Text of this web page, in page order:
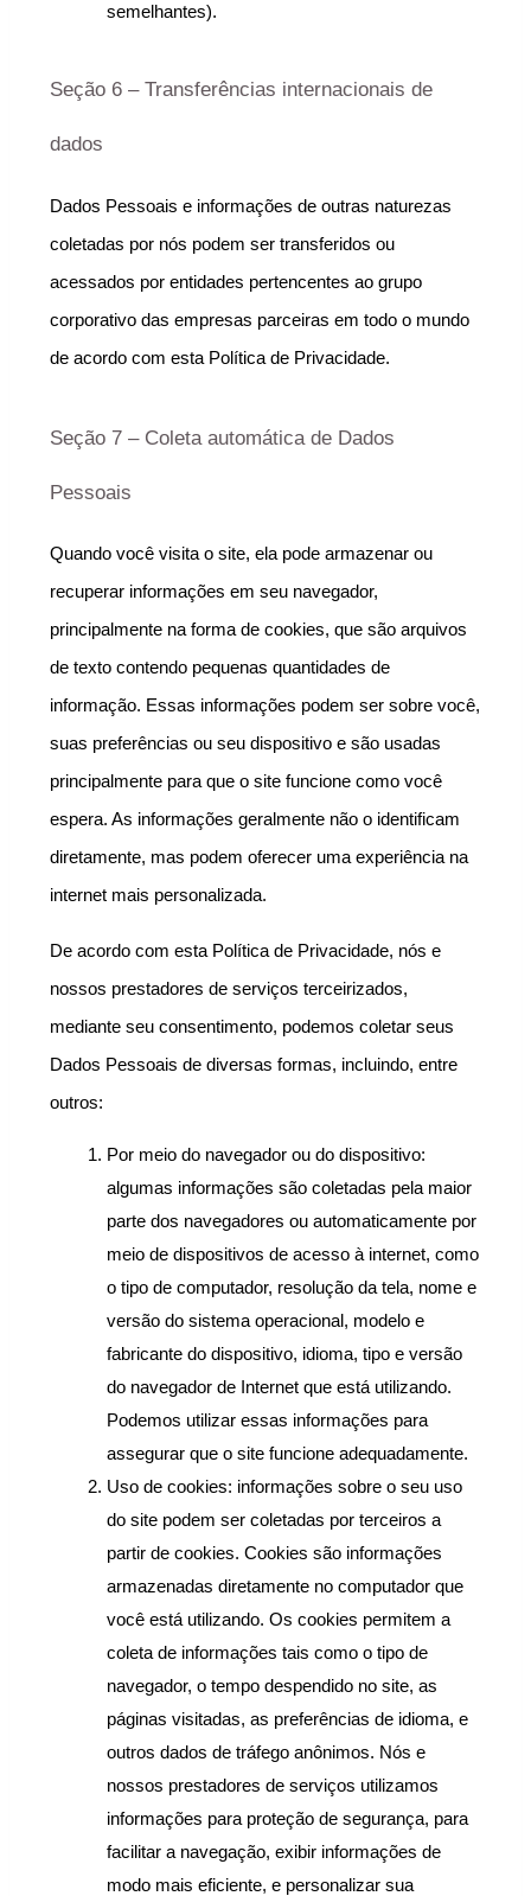
semelhantes).
Seção 6 – Transferências internacionais de
dados
Dados Pessoais e informações de outras naturezas
coletadas por nós podem ser transferidos ou
acessados por entidades pertencentes ao grupo
corporativo das empresas parceiras em todo o mundo
de acordo com esta Política de Privacidade.
Seção 7 – Coleta automática de Dados
Pessoais
Quando você visita o site, ela pode armazenar ou
recuperar informações em seu navegador,
principalmente na forma de cookies, que são arquivos
de texto contendo pequenas quantidades de
informação. Essas informações podem ser sobre você,
suas preferências ou seu dispositivo e são usadas
principalmente para que o site funcione como você
espera. As informações geralmente não o identificam
diretamente, mas podem oferecer uma experiência na
internet mais personalizada.
De acordo com esta Política de Privacidade, nós e
nossos prestadores de serviços terceirizados,
mediante seu consentimento, podemos coletar seus
Dados Pessoais de diversas formas, incluindo, entre
outros:
Por meio do navegador ou do dispositivo:
algumas informações são coletadas pela maior
parte dos navegadores ou automaticamente por
meio de dispositivos de acesso à internet, como
o tipo de computador, resolução da tela, nome e
versão do sistema operacional, modelo e
fabricante do dispositivo, idioma, tipo e versão
do navegador de Internet que está utilizando.
Podemos utilizar essas informações para
assegurar que o site funcione adequadamente.
Uso de cookies: informações sobre o seu uso
do site podem ser coletadas por terceiros a
partir de cookies. Cookies são informações
armazenadas diretamente no computador que
você está utilizando. Os cookies permitem a
coleta de informações tais como o tipo de
navegador, o tempo despendido no site, as
páginas visitadas, as preferências de idioma, e
outros dados de tráfego anônimos. Nós e
nossos prestadores de serviços utilizamos
informações para proteção de segurança, para
facilitar a navegação, exibir informações de
modo mais eficiente, e personalizar sua